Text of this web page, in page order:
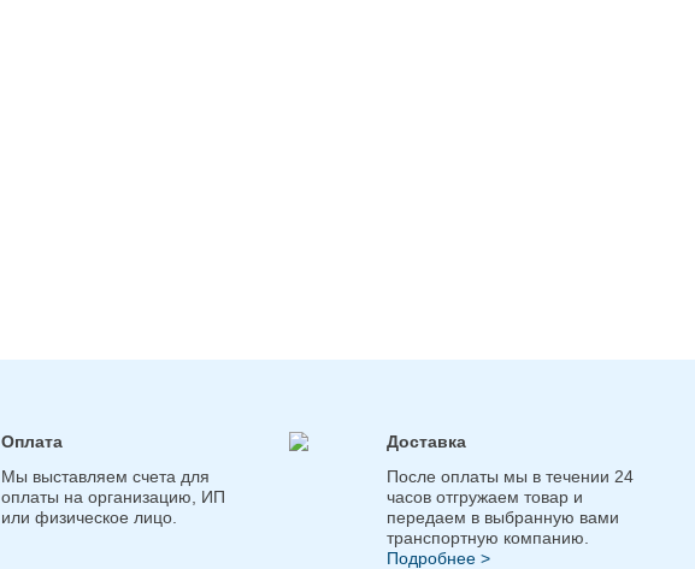
Оплата
Мы выставляем счета для
оплаты на организацию, ИП
или физическое лицо.
Доставка
После оплаты мы в течении 24
часов отгружаем товар и
передаем в выбранную вами
транспортную компанию.
Подробнее >